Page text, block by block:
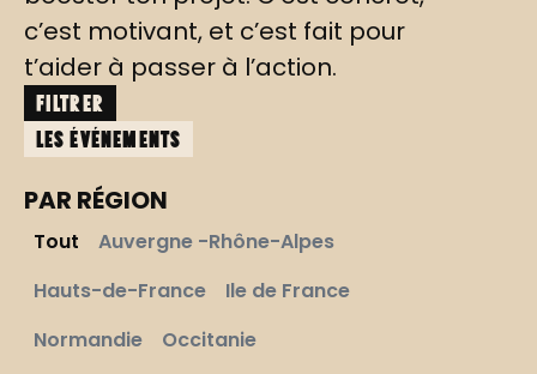
c’est motivant, et c’est fait pour
t’aider à passer à l’action.
FILTRER
les événements
PAR RÉGION
Auvergne -Rhône-Alpes
Hauts-de-France
Ile de France
Normandie
Occitanie
Tout